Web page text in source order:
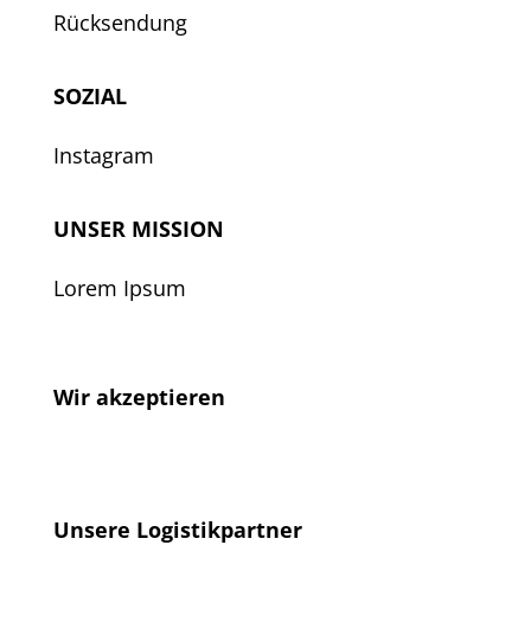
Rücksendung
SOZIAL
Instagram
UNSER MISSION
Lorem Ipsum
Wir akzeptieren
Unsere Logistikpartner